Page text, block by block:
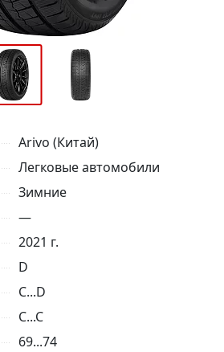
Arivo (Китай)
Легковые автомобили
Зимние
—
2021 г.
D
C...D
C...C
69...74